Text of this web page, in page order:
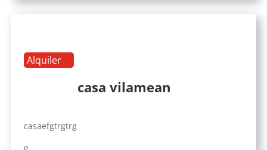
Alquiler
casa vilamean
casaefgtrgtrg